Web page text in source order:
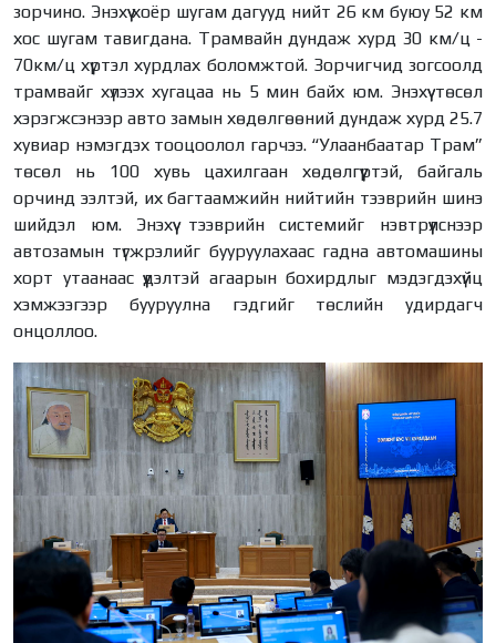
зорчино. Энэхүү хоёр шугам дагууд нийт 26 км буюу 52 км
хос шугам тавигдана. Трамвайн дундаж хурд 30 км/ц -
70км/ц хүртэл хурдлах боломжтой. Зорчигчид зогсоолд
трамвайг хүлээх хугацаа нь 5 мин байх юм. Энэхүү төсөл
хэрэгжсэнээр авто замын хөдөлгөөний дундаж хурд 25.7
хувиар нэмэгдэх тооцоолол гарчээ. “Улаанбаатар Трам”
төсөл нь 100 хувь цахилгаан хөдөлгүүртэй, байгаль
орчинд ээлтэй, их багтаамжийн нийтийн тээврийн шинэ
шийдэл юм. Энэхүү тээврийн системийг нэвтрүүлснээр
автозамын түгжрэлийг бууруулахаас гадна автомашины
хорт утаанаас үүдэлтэй агаарын бохирдлыг мэдэгдэхүйц
хэмжээгээр бууруулна гэдгийг төслийн удирдагч
онцоллоо.